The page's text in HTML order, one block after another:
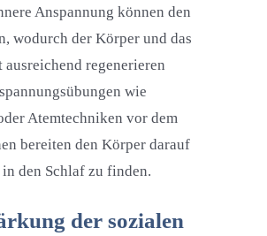
Anspannung können den
wodurch der Körper und das
regenerieren
wie
Atemtechniken vor dem
bereiten den Körper darauf
den Schlaf zu finden.
der sozialen